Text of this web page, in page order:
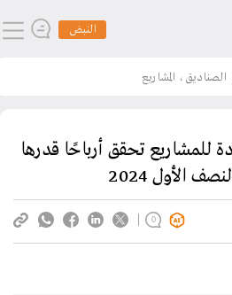
النبض
للمشاريع تحقق أرباحًا قدرها
0